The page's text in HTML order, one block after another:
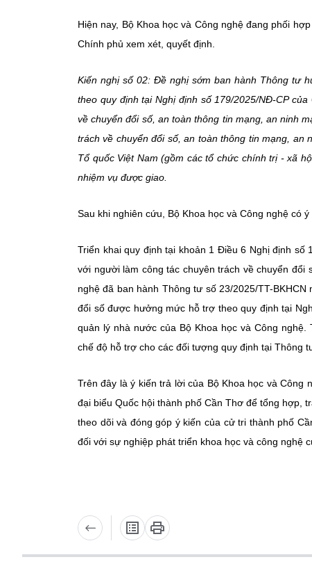
Hiện nay, Bộ Khoa học và Công nghệ đang phối
Chính phủ xem xét, quyết định.
Kiến nghị số 02: Đề nghị sớm ban hành Thông tư
theo quy định tại Nghị định số 179/2025/NĐ-CP
về chuyển đổi số, an toàn thông tin mạng, an ninh
trách về chuyển đổi số, an toàn thông tin mạng,
Tổ quốc Việt Nam (gồm các tổ chức chính trị - xã
nhiệm vụ được giao.
Sau khi nghiên cứu, Bộ Khoa học và Công nghệ có
Triển khai quy định tại khoản 1 Điều 6 Nghị định
với người làm công tác chuyên trách về chuyển đổi
nghệ đã ban hành Thông tư số 23/2025/TT-
đổi số được hưởng mức hỗ trợ theo quy định tại
quản lý nhà nước của Bộ Khoa học và Công
chế độ hỗ trợ cho các đối tượng quy định tại Thông
Trên đây là ý kiến trả lời của Bộ Khoa học và
đại biểu Quốc hội thành phố Cần Thơ để tổng hợp,
theo dõi và đóng góp ý kiến của cử tri thành phố
đối với sự nghiệp phát triển khoa học và công nghệ